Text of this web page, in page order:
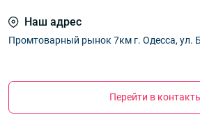
Наш адрес
Промтоварный рынок 7км г. Одесса, ул.
Перейти в